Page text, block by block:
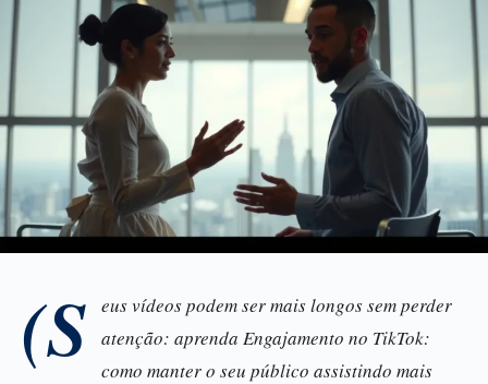
(S
eus vídeos podem ser mais longos sem perder
atenção: aprenda Engajamento no TikTok:
como manter o seu público assistindo mais